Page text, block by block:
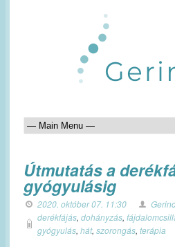
Útmutatás a
gyógyulásig
2020. október 07. 11:30
derékfájás, dohányzás,
gyógyulás, hát, szorongás, terápia